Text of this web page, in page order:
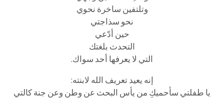
وتلتفين ساخرة نحوي
نحو سذاجتي
حين أدّعي
التحدث بلغتك
التي لا يعرفها أحد سواك.
إنه يعيد تعريف الله لابنته:
يا طفلتي سأحميكِ من يأس البحث عن وطن وعن جنة كالتي